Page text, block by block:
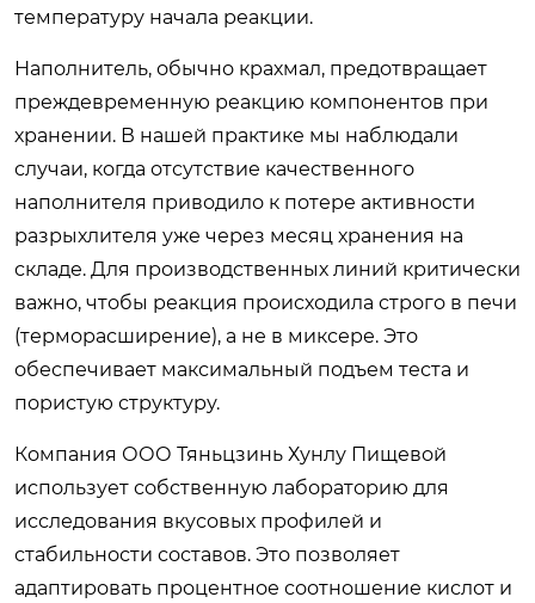
температуру начала реакции.
Наполнитель, обычно крахмал, предотвращает
преждевременную реакцию компонентов при
хранении. В нашей практике мы наблюдали
случаи, когда отсутствие качественного
наполнителя приводило к потере активности
разрыхлителя уже через месяц хранения на
складе. Для производственных линий критически
важно, чтобы реакция происходила строго в печи
(терморасширение), а не в миксере. Это
обеспечивает максимальный подъем теста и
пористую структуру.
Компания ООО Тяньцзинь Хунлу Пищевой
использует собственную лабораторию для
исследования вкусовых профилей и
стабильности составов. Это позволяет
адаптировать процентное соотношение кислот и